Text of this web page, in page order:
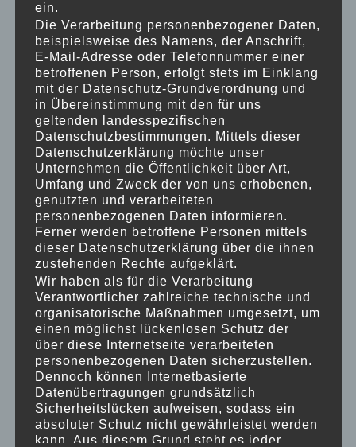
FÖRDERVEREIN FINANZIERT WERDEN:
> JÄHRLICHES WEIHNACHTSTHEATER
DES SPIELRAUM-THEATERS KASSEL
> ABSCHLUSSFAHRT DER SCHUKIS ZUM
SCHLOSS FREUDENBERG
> KINDERKULTURWOCHE
> ANSCHAFFUNGEN UND ERSATZ VON
SPIELMATERIALIEN
> INVESTITIONEN IN DAS
AUSSENGELÄNDE, WIE ZUM BEISPIEL DIE H
OLZWERKSTATT, SCHAUKELN, S
PIELGERÄTE
ein.
Die Verarbeitung personenbezogener Daten,
beispielsweise des Namens, der Anschrift,
E-Mail-Adresse oder Telefonnummer einer
betroffenen Person, erfolgt stets im Einklang
mit der Datenschutz-Grundverordnung und
in Übereinstimmung mit den für uns
geltenden landesspezifischen
Datenschutzbestimmungen. Mittels dieser
Datenschutzerklärung möchte unser
Unternehmen die Öffentlichkeit über Art,
Umfang und Zweck der von uns erhobenen,
genutzten und verarbeiteten
personenbezogenen Daten informieren.
Ferner werden betroffene Personen mittels
dieser Datenschutzerklärung über die ihnen
zustehenden Rechte aufgeklärt.
Wir haben als für die Verarbeitung
Verantwortlicher zahlreiche technische und
organisatorische Maßnahmen umgesetzt, um
einen möglichst lückenlosen Schutz der
über diese Internetseite verarbeiteten
personenbezogenen Daten sicherzustellen.
Dennoch können Internetbasierte
Datenübertragungen grundsätzlich
Sicherheitslücken aufweisen, sodass ein
absoluter Schutz nicht gewährleistet werden
kann. Aus diesem Grund steht es jeder